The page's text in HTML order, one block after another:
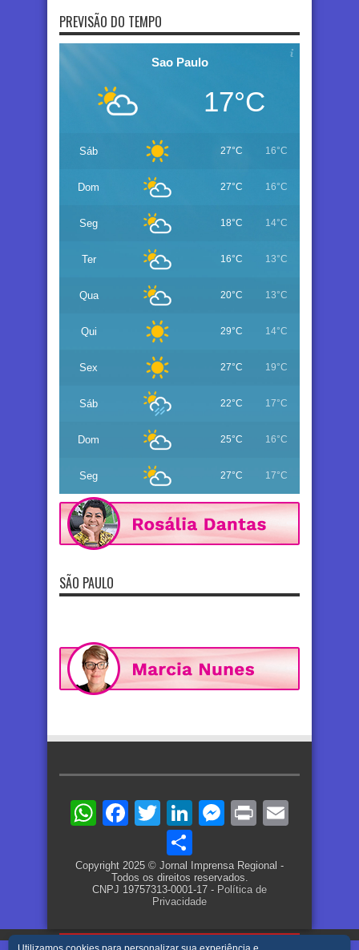
PREVISÃO DO TEMPO
Sao Paulo
17°C
Sáb 27°C 16°C
Dom 27°C 16°C
Seg 18°C 14°C
Ter 16°C 13°C
Qua 20°C 13°C
Qui 29°C 14°C
Sex 27°C 19°C
Sáb 22°C 17°C
Dom 25°C 16°C
Seg 27°C 17°C
SÃO PAULO
WhatsApp
Facebook
TwitterLinkedIn
Messenger
Print
Copyright 2025 © Jornal Imprensa Regional -
Todos os direitos reservados.
CNPJ 19757313-0001-17 - Política de
Privacidade